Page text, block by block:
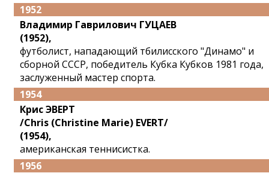
1952
Владимир Гаврилович ГУЦАЕВ
(1952),
футболист, нападающий тбилисского "Динамо" и
сборной СССР, победитель Кубка Кубков 1981 года,
заслуженный мастер спорта.
1954
Крис ЭВЕРТ
/Chris (Christine Marie) EVERT/
(1954),
американская теннисистка.
1956